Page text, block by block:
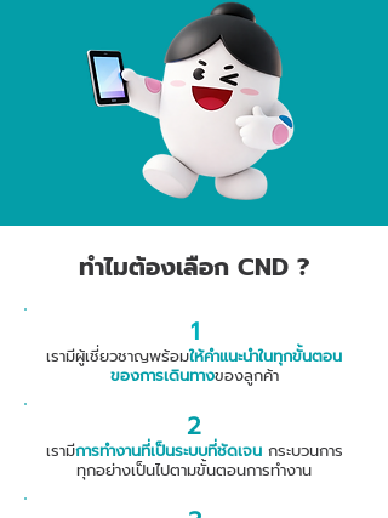
ทำไมต้องเลือก CND ?
1
เรามีผู้เชี่ยวชาญพร้อมให้คำแนะนำในทุกขั้นตอน
ของการเดินทางของลูกค้า
2
เรามีการทำงานที่เป็นระบบที่ชัดเจนกระบวนการ
ทุกอย่างเป็นไปตามขั้นตอนการทำงาน